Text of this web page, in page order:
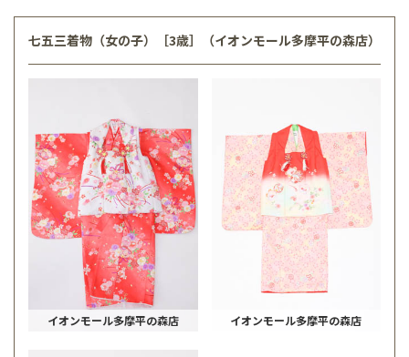
七五三着物（女の子）［3歳］（イオンモール多摩平の森店）
イオンモール多摩平の森店 イオンモール多摩平の森店